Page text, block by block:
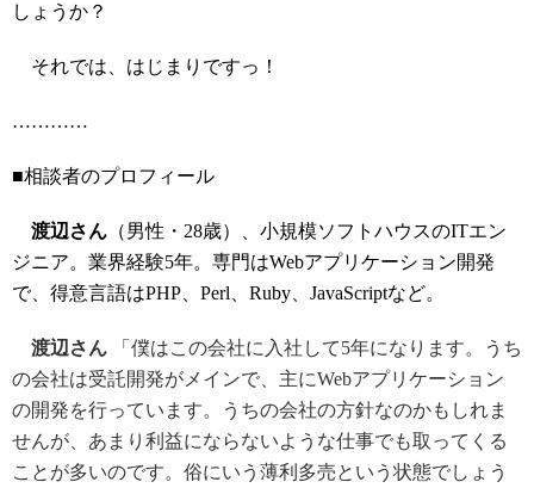
しょうか？
それでは、はじまりですっ！
…………
■相談者のプロフィール
渡辺さん （男性・28歳）、小規模ソフトハウスのITエン
ジニア。業界経験5年。専門はWebアプリケーション開発
で、得意言語はPHP、Perl、Ruby、JavaScriptなど。
渡辺さん 「僕はこの会社に入社して5年になります。うち
の会社は受託開発がメインで、主にWebアプリケーション
の開発を行っています。うちの会社の方針なのかもしれま
せんが、あまり利益にならないような仕事でも取ってくる
ことが多いのです。俗にいう薄利多売という状態でしょう